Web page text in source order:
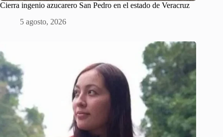
Cierra ingenio azucarero San Pedro en el estado de Veracruz
5 agosto, 2026